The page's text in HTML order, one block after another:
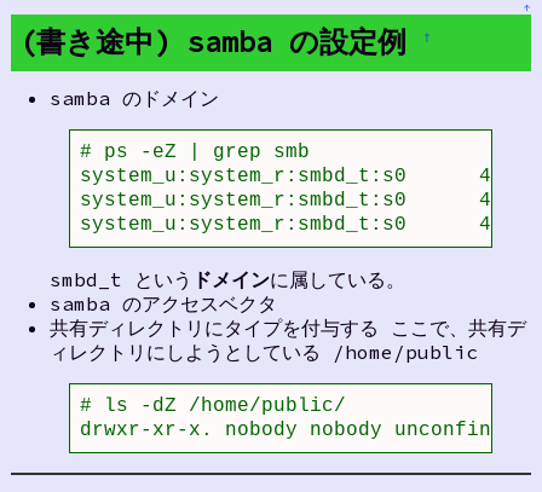
↑
(書き途中) samba の設定例 †
samba のドメイン
# ps -eZ | grep smb
system_u:system_r:smbd_t:s0
system_u:system_r:smbd_t:s0
system_u:system_r:smbd_t:s0
smbd_t という ドメインに属している。
samba のアクセスベクタ
共有ディレクトリにタイプを付与する ここで、共有デ
ィレクトリにしようとしている /home/public
# ls -dZ /home/public/
drwxr-xr-x. nobody nobody